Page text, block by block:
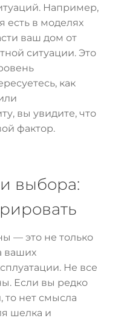
Например,
есть в моделях
ваш дом от
ситуации. Это
как
вы увидите, что
фактор.
выбора:
— это не только
ваших
Не все
Если вы редко
то нет смысла
шелка и